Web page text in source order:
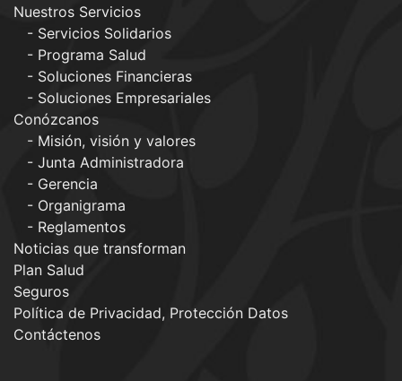
Nuestros Servicios
Servicios Solidarios
Programa Salud
Soluciones Financieras
Soluciones Empresariales
Conózcanos
Misión, visión y valores
Junta Administradora
Gerencia
Organigrama
Reglamentos
Noticias que transforman
Plan Salud
Seguros
Política de Privacidad, Protección Datos
Contáctenos